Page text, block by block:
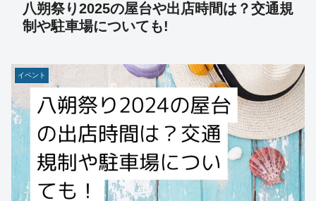
八朔祭り2025の屋台や出店時間は？交通規
制や駐車場についても!
イベント